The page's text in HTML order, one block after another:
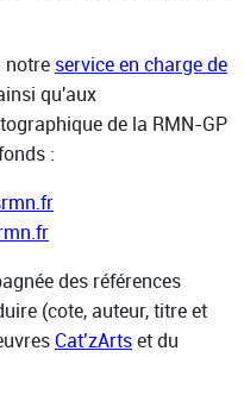
notre service en charge de
qu'aux
de la RMN-GP
:
des références
(cote, auteur, titre et
Cat’zArtset du